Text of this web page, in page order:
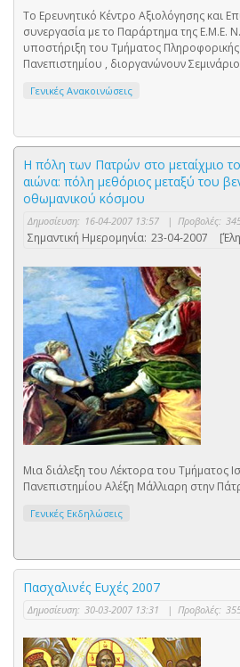
Το Ερευνητικό Κέντρο Αξιολόγησης και
συνεργασία με το Παράρτημα της Ε.Μ.Ε.
υποστήριξη του Τμήματος Πληροφορικής
Πανεπιστημίου , διοργανώνουν
Γενικές Ανακοινώσεις
Η πόλη των Πατρών στο μεταίχμιο
αιώνα: πόλη μεθόριος μεταξύ του
οθωμανικού κόσμου
Δημοσίευση: 16-04-2007 13:57 | Προβολές:
Σημαντική Ημερομηνία: 23-04-2007
Μια διάλεξη του Λέκτορα του Τμήματος
Πανεπιστημίου Αλέξη Μάλλιαρη στην
Γενικές Εκδηλώσεις
Πασχαλινές Ευχές 2007
Δημοσίευση: 30-03-2007 13:31 | Προβολές: